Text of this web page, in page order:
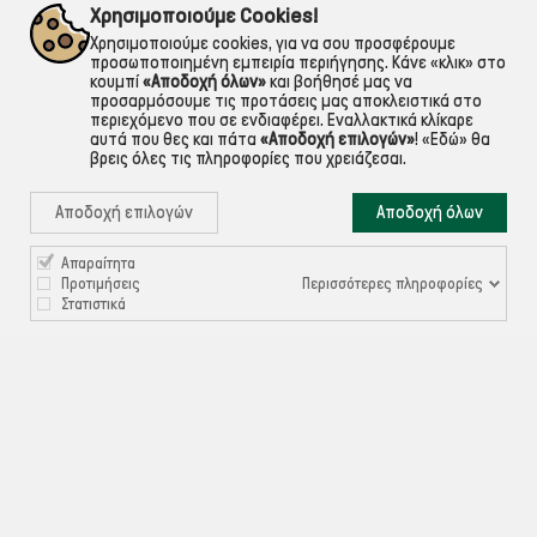
εντός Αττικής
ΠΛΗΡΟΦΟΡΙΕΣ 
ΧΡΉΣΙΜΑ 
Χρησιμοποιούμε Cookies!
Χρησιμοποιούμε cookies, για να σου προσφέρουμε
προσωποποιημένη εμπειρία περιήγησης. Κάνε «κλικ» στο
κουμπί«Αποδοχή όλων»και βοήθησέ μας να
προσαρμόσουμε τις προτάσεις μας αποκλειστικά στο
περιεχόμενο που σε ενδιαφέρει. Εναλλακτικά κλίκαρε
αυτά που θες και πάτα «Αποδοχή επιλογών»! «Εδώ» θα
βρεις όλες τις πληροφορίες που χρειάζεσαι.
Αποδοχή επιλογών Αποδοχή όλων
Απαραίτητα
Προτιμήσεις
Στατιστικά
Περισσότερες πληροφορίες